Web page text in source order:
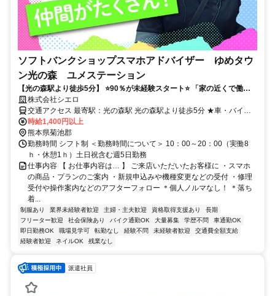
ソフトバンクショップスマホアドバイザー ゆめタウ
ン光の森 ユメステーション
【光の森駅より徒歩5分】 ⭐️90％が未経験スタート⭐️ 「家の近くで働き
たい」などあなたの希望が叶う○
株式会社シエロ
交通アクセス 最寄駅：光の森駅 光の森駅より徒歩5分 ★車・バイク
通勤OK
時給1,400円以上
熊本県菊池郡
勤務時間 シフト制 ＜勤務時間について＞ 10：00～20：00（実働8
ｈ・休憩1ｈ）土日祝含む週5日勤務
仕事内容 【 お仕事内容は… 】 ご来店いただいたお客様に ・スマホ
の商品・プランのご案内 ・新規申込みや機種変更などの受付 ・修理
受付や操作案内などのアフターフォロー ＊個人ノルマなし！ ＊落ち
着...
制服あり 業界未経験者歓迎 主婦・主夫歓迎 資格取得支援あり
長期
フリーター歓迎
社会保険あり バイク通勤OK 大量募集 学歴不問
車通勤OK
即日勤務OK
職場見学可 転勤なし 経験不問 未経験者歓迎
交通費全額支給
経験者歓迎
ネイルOK 残業なし
派遣社員